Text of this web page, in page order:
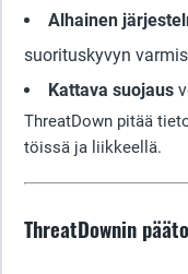
Alhainen
suorituskyvyn
Kattava suojaus
ThreatDown pitää
töissä ja liikkeellä.
ThreatDownin